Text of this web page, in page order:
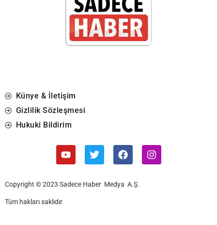
Künye & İletişim
Gizlilik Sözleşmesi
Hukuki Bildirim
Copyright © 2023 Sadece Haber Medya A.Ş.
Tüm hakları saklıdır.